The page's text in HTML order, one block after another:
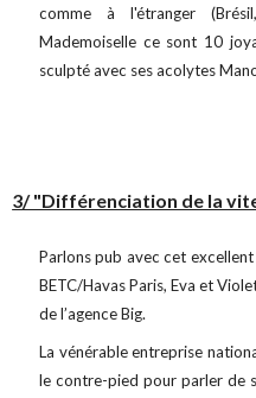
comme à l'étranger
Mademoiselle ce sont 10
sculpté avec ses acolytes
3/ "Différenciation de la
Parlons pub avec cet
BETC/Havas Paris, Eva et
de l’agence Big.
La vénérable entreprise
le contre-pied pour parler de